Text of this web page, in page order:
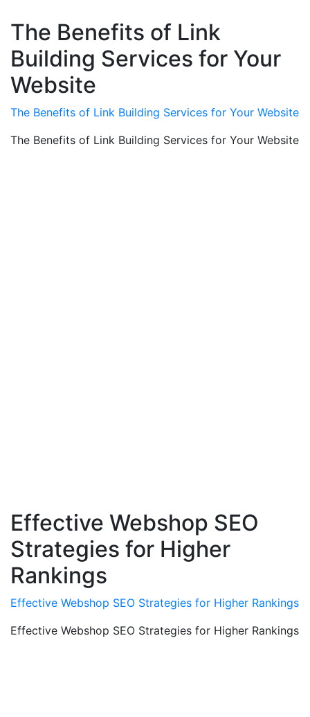
The Benefits of Link
Building Services for Your
Website
The Benefits of Link Building Services for Your Website
The Benefits of Link Building Services for Your Website
Effective Webshop SEO
Strategies for Higher
Rankings
Effective Webshop SEO Strategies for Higher Rankings
Effective Webshop SEO Strategies for Higher Rankings